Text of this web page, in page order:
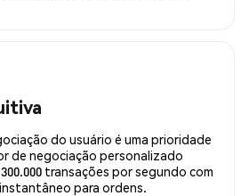
do usuário é uma prioridade
de negociação personalizado
transações por segundo com
para ordens.